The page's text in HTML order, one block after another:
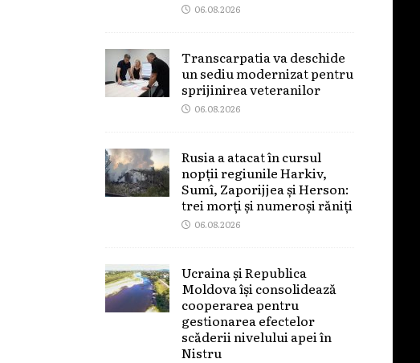
06.08.2026
Transcarpatia va deschide
un sediu modernizat pentru
sprijinirea veteranilor
06.08.2026
Rusia a atacat în cursul
nopții regiunile Harkiv,
Sumî, Zaporijjea și Herson:
trei morți și numeroși răniți
06.08.2026
Ucraina și Republica
Moldova își consolidează
cooperarea pentru
gestionarea efectelor
scăderii nivelului apei în
Nistru